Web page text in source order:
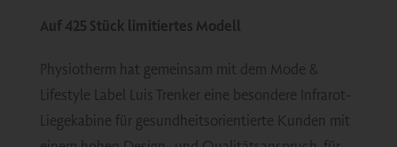
Auf 425 Stück limitiertes Modell
Physiotherm hat gemeinsam mit dem Mode &
Lifestyle Label Luis Trenker eine besondere Infrarot-
Liegekabine für gesundheitsorientierte Kunden mit